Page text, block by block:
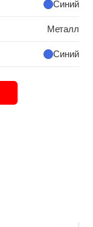
Синий
Металл
Синий